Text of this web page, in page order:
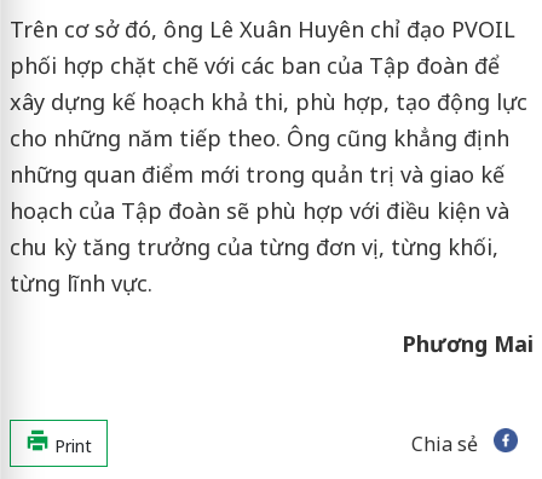
Trên cơ sở đó, ông Lê Xuân Huyên chỉ đạo PVOIL
phối hợp chặt chẽ với các ban của Tập đoàn để
xây dựng kế hoạch khả thi, phù hợp, tạo động lực
cho những năm tiếp theo. Ông cũng khẳng định
những quan điểm mới trong quản trị và giao kế
hoạch của Tập đoàn sẽ phù hợp với điều kiện và
chu kỳ tăng trưởng của từng đơn vị, từng khối,
từng lĩnh vực.
Phương Mai
Print Chia sẻ